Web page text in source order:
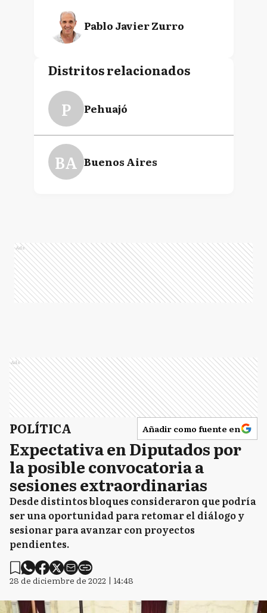
Pablo Javier Zurro
Distritos relacionados
P Pehuajó
BA Buenos Aires
Ads
Ads
POLÍTICA Añadir como fuente en
Expectativa en Diputados por
la posible convocatoria a
sesiones extraordinarias
Desde distintos bloques consideraron que podría
ser una oportunidad para retomar el diálogo y
sesionar para avanzar con proyectos
pendientes.
28 de diciembre de 2022 | 14:48